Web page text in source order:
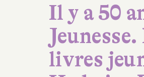
Il y a 50
livres